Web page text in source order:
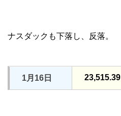
ナスダックも下落し、反落。
1月16日 23,515.39